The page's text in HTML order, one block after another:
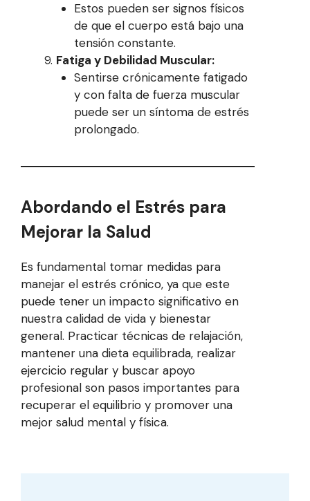
Estos pueden ser signos físicos
de que el cuerpo está bajo una
tensión constante.
Fatiga y Debilidad Muscular:
Sentirse crónicamente fatigado
y con falta de fuerza muscular
puede ser un síntoma de estrés
prolongado.
Abordando el Estrés para
Mejorar la Salud
Es fundamental tomar medidas para
manejar el estrés crónico, ya que este
puede tener un impacto significativo en
nuestra calidad de vida y bienestar
general. Practicar técnicas de relajación,
mantener una dieta equilibrada, realizar
ejercicio regular y buscar apoyo
profesional son pasos importantes para
recuperar el equilibrio y promover una
mejor salud mental y física.